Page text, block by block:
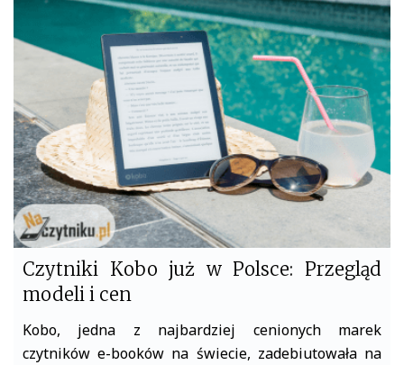
b
o
o
k
t
e
Czytniki Kobo już w Polsce: Przegląd
modeli i cen
Kobo, jedna z najbardziej cenionych marek
czytników e-booków na świecie, zadebiutowała na